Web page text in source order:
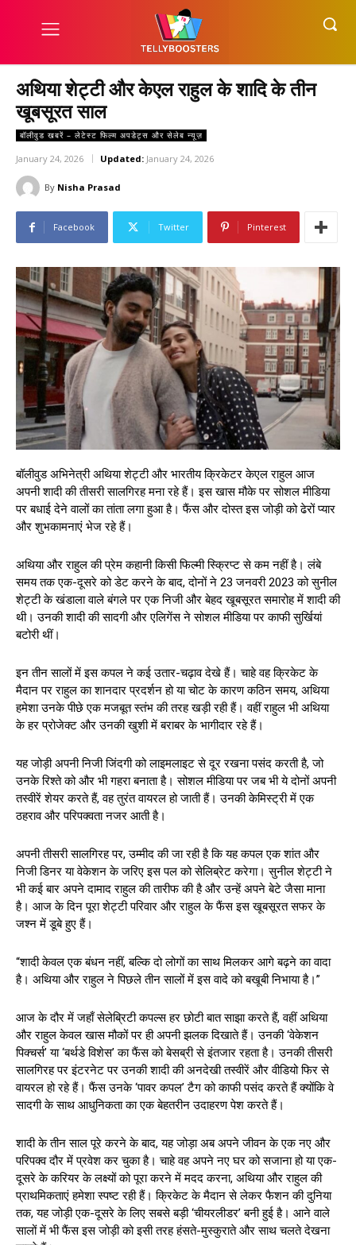
अथिया शेट्टी और केएल राहुल के शादि के तीन
खूबसूरत साल
बॉलीवुड खबरें – लेटेस्ट फिल्म अपडेट्स और सेलेब न्यूज़
January 24, 2026 Updated: January 24, 2026
By Nisha Prasad
Facebook Twitter Pinterest
बॉलीवुड अभिनेत्री अथिया शेट्टी और भारतीय क्रिकेटर केएल राहुल आज
अपनी शादी की तीसरी सालगिरह मना रहे हैं। इस खास मौके पर सोशल मीडिया
पर बधाई देने वालों का तांता लगा हुआ है। फैंस और दोस्त इस जोड़ी को ढेरों प्यार
और शुभकामनाएं भेज रहे हैं।
अथिया और राहुल की प्रेम कहानी किसी फिल्मी स्क्रिप्ट से कम नहीं है। लंबे
समय तक एक-दूसरे को डेट करने के बाद, दोनों ने 23 जनवरी 2023 को सुनील
शेट्टी के खंडाला वाले बंगले पर एक निजी और बेहद खूबसूरत समारोह में शादी की
थी। उनकी शादी की सादगी और एलिगेंस ने सोशल मीडिया पर काफी सुर्खियां
बटोरी थीं।
इन तीन सालों में इस कपल ने कई उतार-चढ़ाव देखे हैं। चाहे वह क्रिकेट के
मैदान पर राहुल का शानदार प्रदर्शन हो या चोट के कारण कठिन समय, अथिया
हमेशा उनके पीछे एक मजबूत स्तंभ की तरह खड़ी रही हैं। वहीं राहुल भी अथिया
के हर प्रोजेक्ट और उनकी खुशी में बराबर के भागीदार रहे हैं।
यह जोड़ी अपनी निजी जिंदगी को लाइमलाइट से दूर रखना पसंद करती है, जो
उनके रिश्ते को और भी गहरा बनाता है। सोशल मीडिया पर जब भी ये दोनों अपनी
तस्वीरें शेयर करते हैं, वह तुरंत वायरल हो जाती हैं। उनकी केमिस्ट्री में एक
ठहराव और परिपक्वता नजर आती है।
अपनी तीसरी सालगिरह पर, उम्मीद की जा रही है कि यह कपल एक शांत और
निजी डिनर या वेकेशन के जरिए इस पल को सेलिब्रेट करेगा। सुनील शेट्टी ने
भी कई बार अपने दामाद राहुल की तारीफ की है और उन्हें अपने बेटे जैसा माना
है। आज के दिन पूरा शेट्टी परिवार और राहुल के फैंस इस खूबसूरत सफर के
जश्न में डूबे हुए हैं।
“शादी केवल एक बंधन नहीं, बल्कि दो लोगों का साथ मिलकर आगे बढ़ने का वादा
है। अथिया और राहुल ने पिछले तीन सालों में इस वादे को बखूबी निभाया है।”
आज के दौर में जहाँ सेलेब्रिटी कपल्स हर छोटी बात साझा करते हैं, वहीं अथिया
और राहुल केवल खास मौकों पर ही अपनी झलक दिखाते हैं। उनकी ‘वेकेशन
पिक्चर्स’ या ‘बर्थडे विशेस’ का फैंस को बेसब्री से इंतजार रहता है। उनकी तीसरी
सालगिरह पर इंटरनेट पर उनकी शादी की अनदेखी तस्वीरें और वीडियो फिर से
वायरल हो रहे हैं। फैंस उनके ‘पावर कपल’ टैग को काफी पसंद करते हैं क्योंकि वे
सादगी के साथ आधुनिकता का एक बेहतरीन उदाहरण पेश करते हैं।
शादी के तीन साल पूरे करने के बाद, यह जोड़ा अब अपने जीवन के एक नए और
परिपक्व दौर में प्रवेश कर चुका है। चाहे वह अपने नए घर को सजाना हो या एक-
दूसरे के करियर के लक्ष्यों को पूरा करने में मदद करना, अथिया और राहुल की
प्राथमिकताएं हमेशा स्पष्ट रही हैं। क्रिकेट के मैदान से लेकर फैशन की दुनिया
तक, यह जोड़ी एक-दूसरे के लिए सबसे बड़ी ‘चीयरलीडर’ बनी हुई है। आने वाले
सालों में भी फैंस इस जोड़ी को इसी तरह हंसते-मुस्कुराते और साथ चलते देखना